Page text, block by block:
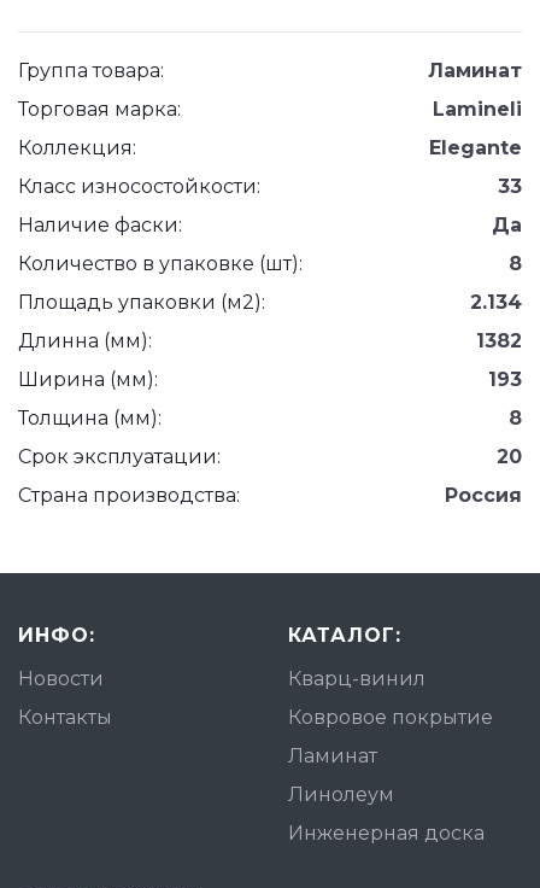
Группа товара:
Ламинат
Торговая марка:
Lamineli
Коллекция:
Elegante
Класс износостойкости:
33
Наличие фаски:
Да
Количество в упаковке (шт):
8
Площадь упаковки (м2):
2.134
Длинна (мм):
1382
Ширина (мм):
193
Толщина (мм):
8
Срок эксплуатации:
20
Страна производства:
Россия
ИНФО:
Новости
Контакты
КАТАЛОГ:
Кварц-винил
Ковровое покрытие
Ламинат
Линолеум
Инженерная доска